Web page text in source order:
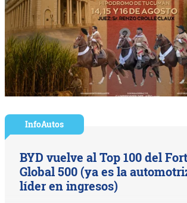
InfoAutos
BYD vuelve al Top 100 del
Global 500 (ya es la
líder en ingresos)